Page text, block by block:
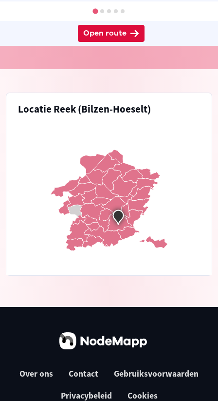
Open route
Locatie Reek (Bilzen-Hoeselt)
Over ons Contact Gebruiksvoorwaarden
Privacybeleid Cookies